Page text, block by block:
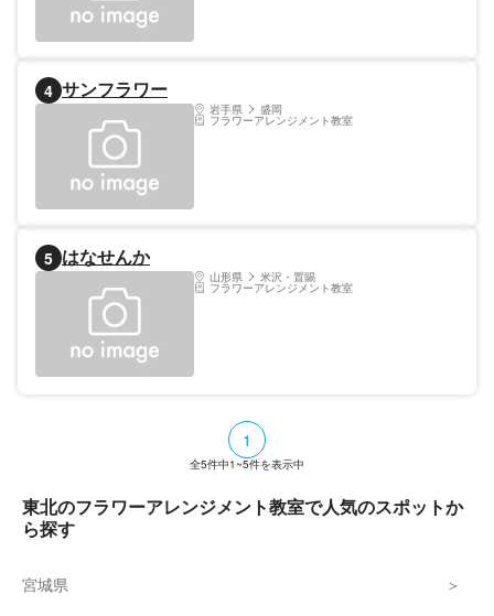
4 サンフラワー
岩手県 盛岡
フラワーアレンジメント教室
5 はなせんか
山形県 米沢・置賜
フラワーアレンジメント教室
1
全5件中1~5件を表示中
東北のフラワーアレンジメント教室で人気のスポットか
ら探す
宮城県